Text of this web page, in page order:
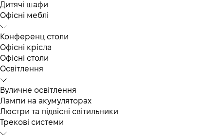
Дитячі шафи
Офісні меблі
Конференц столи
Офісні крісла
Офісні столи
Освітлення
Вуличне освітлення
Лампи на акумуляторах
Люстри та підвісні світильники
Трекові системи